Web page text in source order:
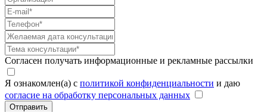
Согласен получать информационные и рекламные рассылки
Я ознакомлен(а) с политикой конфиденциальности и даю
согласие на обработку персональных данных
Отправить